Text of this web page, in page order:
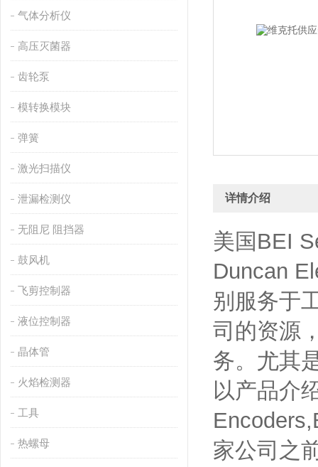
气体分析仪
高压灭菌器
齿轮泵
模转换模块
弹簧
激光扫描仪
泄漏检测仪
无阻尼 阻挡器
鼓风机
飞剪控制器
液位控制器
晶体管
火焰检测器
工具
热螺母
详情介绍
美国BEI
Duncan
别服务于
司的资源
务。尤其
以产品介
家公司之